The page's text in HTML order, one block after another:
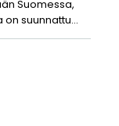
Suomessa,
on suunnattu…